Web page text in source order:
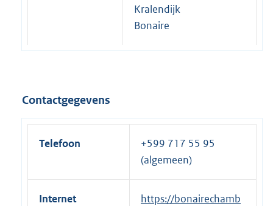
Kralendijk
Bonaire
Contactgegevens
Telefoon
+599 717 55 95
(algemeen)
Internet
E
https://bonairechamb